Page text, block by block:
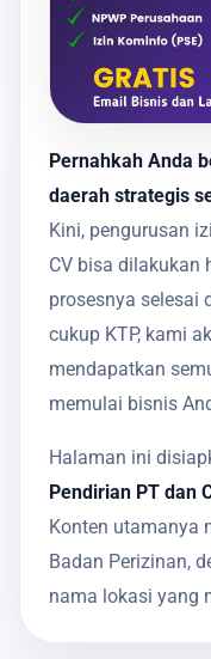
Pernahkah Anda
daerah strategis
Kini, pengurusan
CV bisa dilakukan
prosesnya selesai
cukup KTP, kami
mendapatkan
memulai bisnis
Halaman ini
Pendirian PT dan
Konten utamanya
Badan Perizinan,
nama lokasi yang